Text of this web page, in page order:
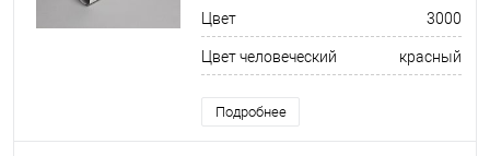
Цвет 3000
Цвет человеческий красный
Подробнее